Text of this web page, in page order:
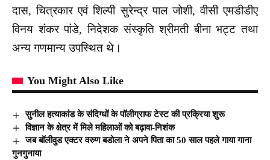
दास, चित्रकार एवं शिल्पी सुरेन्द्र पाल जोशी, वीसी एमडीडीए
विनय शंकर पांडे, निदेशक संस्कृति श्रीमती बीना भट्ट तथा
अन्य गणमान्य उपस्थित थे।
You Might Also Like
सुनील हत्याकांड के संदिग्धों के पॉलीग्राफ टेस्ट की प्रक्रिया शुरू
विज्ञान के क्षेत्र में मिले महिलाओं को बढ़ावा-निशंक
जब बॉलीवुड एक्टर वरुण बडोला ने अपने पिता का 50 साल पहले गाया गाना
गुनगुनाया